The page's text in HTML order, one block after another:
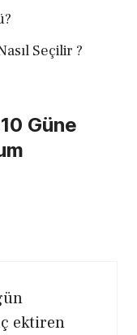
Seçilir ?
Güne
ektiren